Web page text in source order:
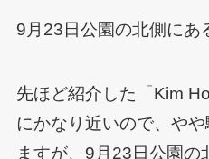
9月23日公園の北側にあ
先ほど紹介した「Kim
にかなり近いので、や
ますが、9月23日公園の